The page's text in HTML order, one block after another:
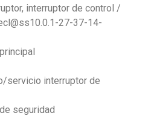
interruptor de control /
27-37-14-
servicio interruptor de
seguridad